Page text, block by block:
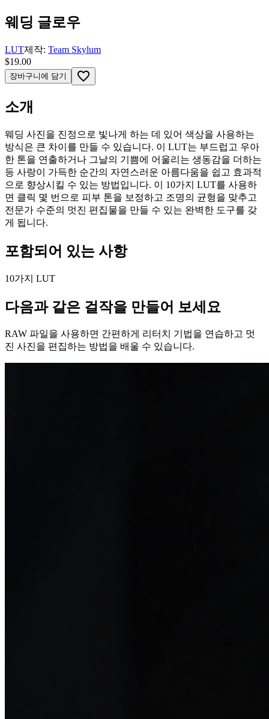
웨딩 글로우
LUT제작: Team Skylum
$19.00
장바구니에 담기 favorite_border
소개
웨딩 사진을 진정으로 빛나게 하는 데 있어 색상을 사용하는
방식은 큰 차이를 만들 수 있습니다. 이 LUT는 부드럽고 우아
한 톤을 연출하거나 그날의 기쁨에 어울리는 생동감을 더하는
등 사랑이 가득한 순간의 자연스러운 아름다움을 쉽고 효과적
으로 향상시킬 수 있는 방법입니다. 이 10가지 LUT를 사용하
면 클릭 몇 번으로 피부 톤을 보정하고 조명의 균형을 맞추고
전문가 수준의 멋진 편집물을 만들 수 있는 완벽한 도구를 갖
게 됩니다.
포함되어 있는 사항
10가지 LUT
다음과 같은 걸작을 만들어 보세요
RAW 파일을 사용하면 간편하게 리터치 기법을 연습하고 멋
진 사진을 편집하는 방법을 배울 수 있습니다.